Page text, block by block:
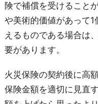
険で補償を受けること
や美術的価値があって
えるものである場合は
要があります。
火災保険の契約後に高
保険金額を適切に見直